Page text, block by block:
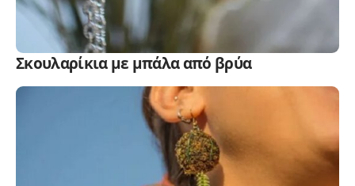
Σκουλαρίκια με μπάλα από βρύα